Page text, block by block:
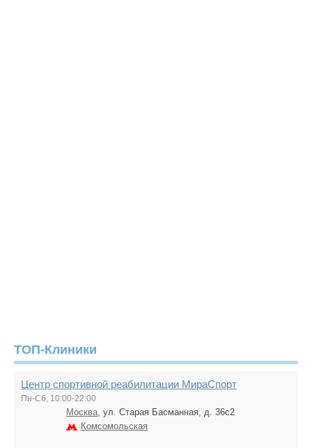
ТОП-Клиники
Центр спортивной реабилитации МираСпорт
Пн-Сб, 10:00-22:00
Москва, ул. Старая Басманная, д. 36с2
Комсомольская